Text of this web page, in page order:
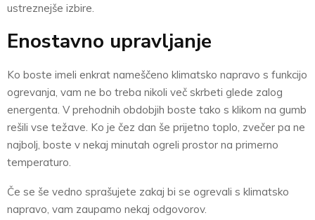
ustreznejše izbire.
Enostavno upravljanje
Ko boste imeli enkrat nameščeno klimatsko napravo s funkcijo
ogrevanja, vam ne bo treba nikoli več skrbeti glede zalog
energenta. V prehodnih obdobjih boste tako s klikom na gumb
rešili vse težave. Ko je čez dan še prijetno toplo, zvečer pa ne
najbolj, boste v nekaj minutah ogreli prostor na primerno
temperaturo.
Če se še vedno sprašujete zakaj bi se ogrevali s klimatsko
napravo, vam zaupamo nekaj odgovorov.